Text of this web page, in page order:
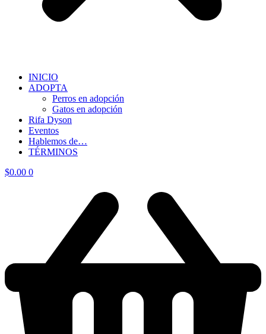
INICIO
ADOPTA
Perros en adopción
Gatos en adopción
Rifa Dyson
Eventos
Hablemos de…
TÉRMINOS
$0.00 0